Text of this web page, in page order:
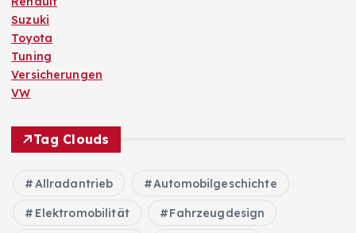
Suzuki
Toyota
Tuning
Versicherungen
VW
Tag Clouds
Allradantrieb Automobilgeschichte
Elektromobilität Fahrzeugdesign